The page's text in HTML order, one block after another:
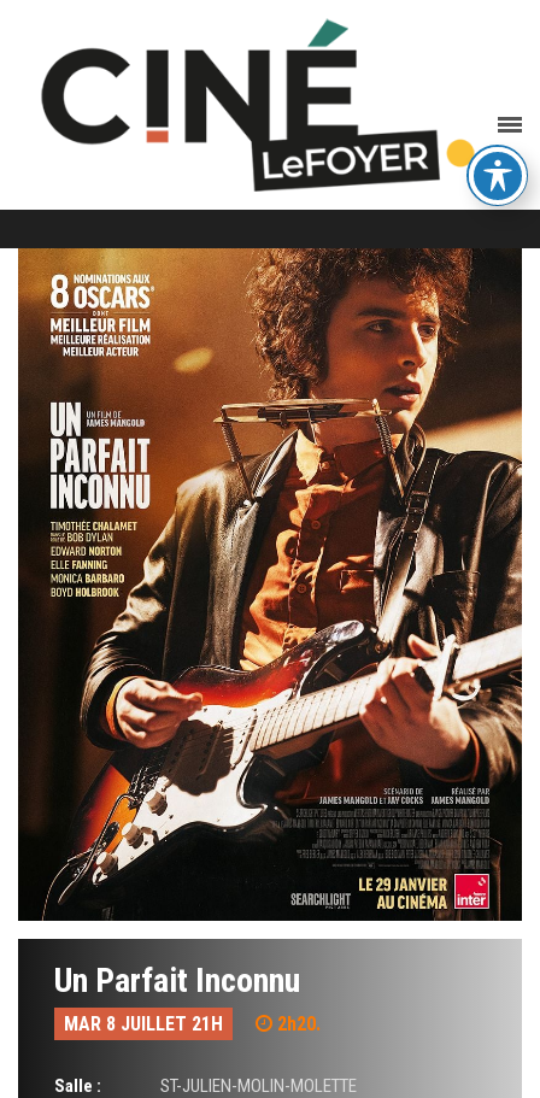
Un Parfait Inconnu
MAR 8 JUILLET 21H 2h20.
Salle :
ST-JULIEN-MOLIN-MOLETTE